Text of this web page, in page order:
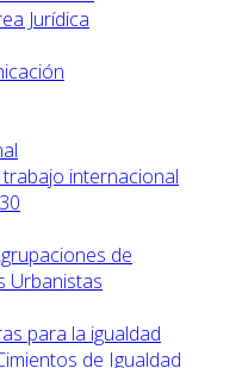
Jurídica
internacional
de
Urbanistas
para la igualdad
de Igualdad